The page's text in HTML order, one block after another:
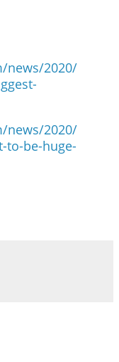
news/2020/
news/2020/
to-be-huge-